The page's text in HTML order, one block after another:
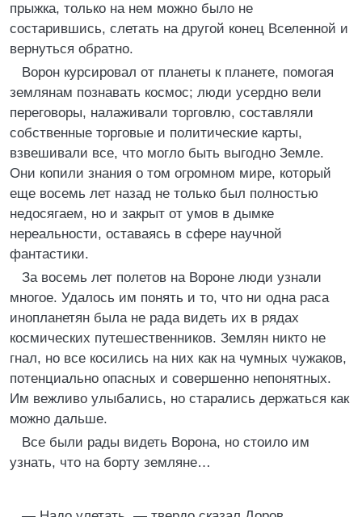
прыжка, только на нем можно было не
состарившись, слетать на другой конец Вселенной и
вернуться обратно.
Ворон курсировал от планеты к планете, помогая
землянам познавать космос; люди усердно вели
переговоры, налаживали торговлю, составляли
собственные торговые и политические карты,
взвешивали все, что могло быть выгодно Земле.
Они копили знания о том огромном мире, который
еще восемь лет назад не только был полностью
недосягаем, но и закрыт от умов в дымке
нереальности, оставаясь в сфере научной
фантастики.
За восемь лет полетов на Вороне люди узнали
многое. Удалось им понять и то, что ни одна раса
инопланетян была не рада видеть их в рядах
космических путешественников. Землян никто не
гнал, но все косились на них как на чумных чужаков,
потенциально опасных и совершенно непонятных.
Им вежливо улыбались, но старались держаться как
можно дальше.
Все были рады видеть Ворона, но стоило им
узнать, что на борту земляне…